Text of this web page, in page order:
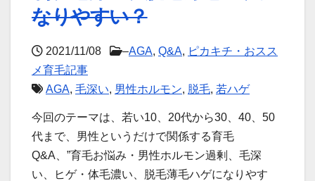
なりやすい？
2021/11/08 –AGA, Q&A, ピカキチ・おスス
メ育毛記事
AGA, 毛深い, 男性ホルモン, 脱毛, 若ハゲ
今回のテーマは、若い10、20代から30、40、50
代まで、男性というだけで関係する育毛
Q&A、”育毛お悩み・男性ホルモン過剰、毛深
い、ヒゲ・体毛濃い、脱毛薄毛ハゲになりやす